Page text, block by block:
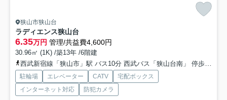
狭山市狭山台
ラディエンス狭山台
6.35万円 管理/共益費4,600円
30.96㎡ (1K) /築13年 /6階建
西武新宿線「狭山市」駅 バス10分 西武バス「狭山台南」 停歩1分
駐輪場 エレベーター CATV
宅配ボックス
インターネット対応
防犯カメラ